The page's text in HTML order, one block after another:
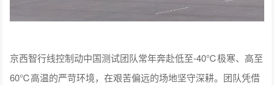
京西智行线控制动中国测试团队常年奔赴低至-40℃极寒、高至
60℃高温的严苛环境，在艰苦偏远的场地坚守深耕。团队凭借